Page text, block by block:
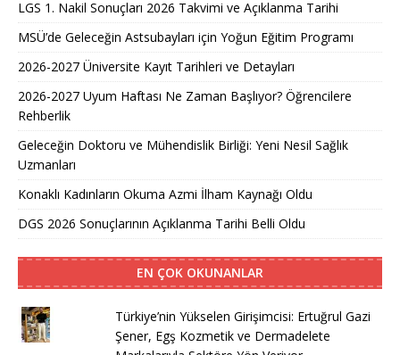
LGS 1. Nakil Sonuçları 2026 Takvimi ve Açıklanma Tarihi
MSÜ’de Geleceğin Astsubayları için Yoğun Eğitim Programı
2026-2027 Üniversite Kayıt Tarihleri ve Detayları
2026-2027 Uyum Haftası Ne Zaman Başlıyor? Öğrencilere
Rehberlik
Geleceğin Doktoru ve Mühendislik Birliği: Yeni Nesil Sağlık
Uzmanları
Konaklı Kadınların Okuma Azmi İlham Kaynağı Oldu
DGS 2026 Sonuçlarının Açıklanma Tarihi Belli Oldu
EN ÇOK OKUNANLAR
Türkiye’nin Yükselen Girişimcisi: Ertuğrul Gazi
Şener, Egş Kozmetik ve Dermadelete